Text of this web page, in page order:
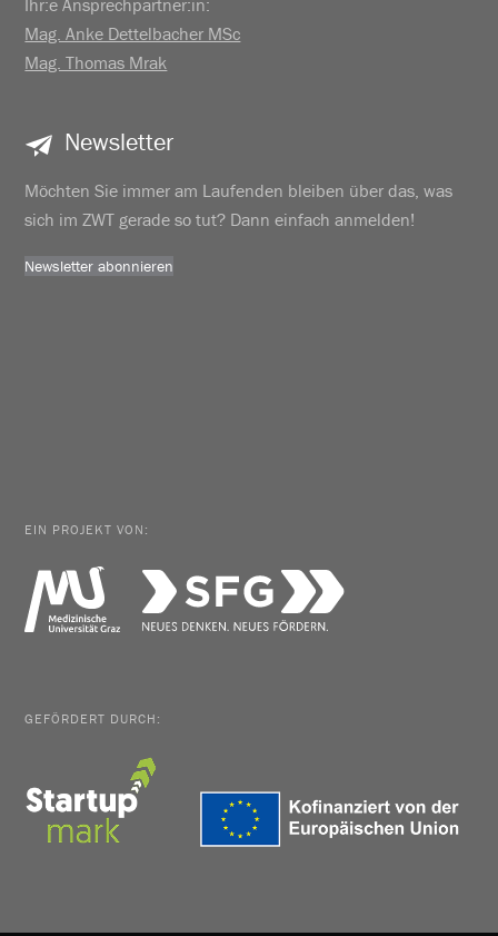
Ihr:e Ansprechpartner:in:
Mag. Anke Dettelbacher MSc
Mag. Thomas Mrak
Newsletter
Möchten Sie immer am Laufenden bleiben über das, was
sich im ZWT gerade so tut? Dann einfach anmelden!
Newsletter abonnieren
EIN PROJEKT VON:
GEFÖRDERT DURCH: